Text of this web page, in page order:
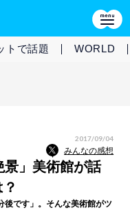
トで話題 WORLD
2017/09/04
みんなの感想
」美術館が話
後です」。そんな美術館がツ